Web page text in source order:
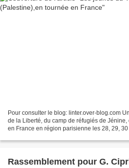
Pour consulter le blog: linter.over-blog.com
de la Liberté, du camp de réfugiés de
en France en région parisienne les 28, 29, 30
Rassemblement pour G.